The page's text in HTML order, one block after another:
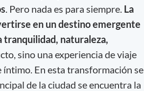
. Pero nada es para siempre. La
en un destino emergente
tranquilidad, naturaleza,
sino una experiencia de viaje
En esta transformación se
de la ciudad se encuentra la